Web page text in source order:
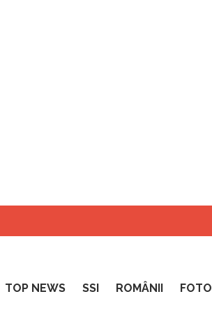
TOP NEWS SSI ROMÂNII